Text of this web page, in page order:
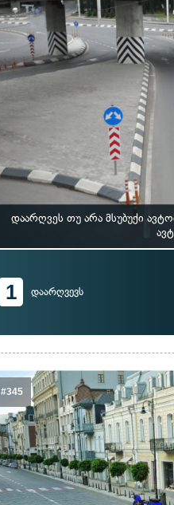
დაარღვეს თუ არა მსუბუქი
1 დაარღვევს
#345